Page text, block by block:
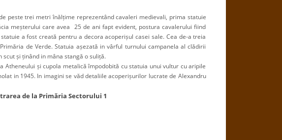
trei metri înălțime reprezentând cavaleri medievali, prima statuie
meșterului care avea 25 de ani fapt evident, postura cavalerului fiind
a fost creată pentru a decora acoperișul casei sale. Cea de-a treia
de Verde. Statuia așezată in vârful turnului campanela al clădirii
și ținând in mâna stangă o suliță.
și cupola metalică împodobită cu statuia unui vultur cu aripile
in 1945. In imagini se văd detaliile acoperișurilor lucrate de Alexandru
de la Primăria Sectorului 1